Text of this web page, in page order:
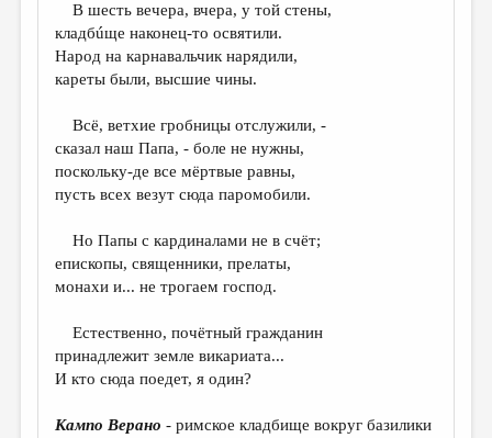
ПРАВИЛА САЙТА
ОТДЕЛЫ И РУБРИКИ
ДАЙДЖЕСТ
ПРОИЗВЕДЕНИЯ
КОНКУРСЫ
КНИЖНАЯ ПОЛКА
ОБЗОР ЛИТЕРАТУРЫ
СТРАНИЦЫ ПАМЯТИ
В шесть вечера, вчера, у той стены,
кладбúще наконец-то освятили.
Народ на карнавальчик нарядили,
кареты были, высшие чины.
Всё, ветхие гробницы отслужили, -
сказал наш Папа, - боле не нужны,
поскольку-де все мёртвые равны,
пусть всех везут сюда паромобили.
Но Папы с кардиналами не в счёт;
епископы, священники, прелаты,
монахи и... не трогаем господ.
Естественно, почётный гражданин
принадлежит земле викариата...
И кто сюда поедет, я один?
Кампо Верано - римское кладбище вокруг базилики